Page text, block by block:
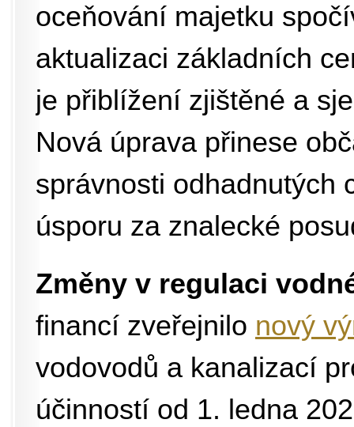
oceňování majetku
aktualizaci základních
je přiblížení zjištěné a
Nová úprava přinese
správnosti odhadnutých
úsporu za znalecké
Změny v regulaci
financí zveřejnilo nový
vodovodů a kanalizací
účinností od 1. ledna